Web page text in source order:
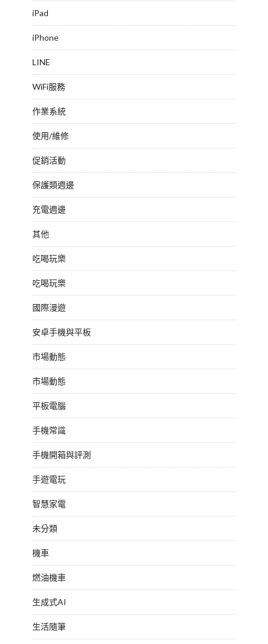
iPad
iPhone
LINE
WiFi服務
作業系統
使用/維修
促銷活動
保護類週邊
充電週邊
其他
吃喝玩樂
吃喝玩樂
國際漫遊
安卓手機與平板
市場動態
市場動態
平板電腦
手機常識
手機開箱與評測
手遊電玩
智慧家電
未分類
機車
燃油機車
生成式AI
生活隨筆